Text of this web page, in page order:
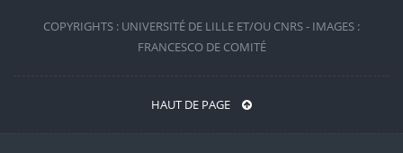
COPYRIGHTS : UNIVERSITÉ DE LILLE ET/OU CNRS - IMAGES :
FRANCESCO DE COMITÉ
HAUT DE PAGE